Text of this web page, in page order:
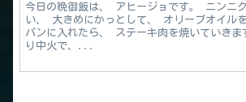
今日の晩御飯は、 アヒージョです。 ニンニ
い、 大きめにかっとして、 オリーブオイル
パンに入れたら、 ステーキ肉を焼いていき
り中火で、...